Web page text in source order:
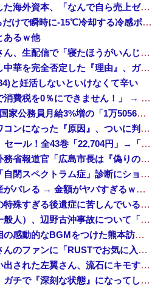
日本のフォント企業を買収した海外資本、「なんで自ら売上ゼロにするようなことするの」とドン引きするよう
【画像】NASAが開発、着るだけで瞬時に-15℃冷却する冷感ポンチョが3,980円ｗｗｗｗｗ
あるｗ他
ショートスリーパー堀大輔さん、生配信で「寝たほうがいんじゃないですか？」というコメントにブチギレ！ガチで怖すぎると話題に・・・
【悲報】リュウジ氏、冷やし中華を完全否定した『理由』、ガチでヤバイ・・・・・・
と妊活しないといけなくて辛い
【悲報】財務省「レジ都合で消費税を0％にできません！」 → X民「指定ゴミ袋を買ってレシート見たら消費税はゼロになるんだけど？」ｗｗｗｗｗｗｗｗ...
【速報】人事院、2年連続で国家公務員月給3%増の「1万5056円」引き上げ勧告 2年で6%超え
【悲報】日本の盆踊りがオワコンになった『原因』、ついに判明する・・・・・
『クローバー』全巻「99円」セール！全43巻「22,704円」→「4,257円」！実写ドラマ化もされたチャンピオンが誇る名作ヤンキー漫画！『ドロ...
【平和宣言を非難】ロシア外務省報道官「広島市長は『偽りの呪文』繰り返している」
【悲報】倉持由香、息子の「自閉スペクトラム症」診断にショックで涙… 見逃していた乳幼児期のサインとは？
人気女性配信者さん、全財産がバレる → 金額がヤバすぎるｗｗｗｗｗｗ
【悲報】ケンコバがコロナの特殊すぎる後遺症に苦しんでいる模様…お前らの周りにもこんな奴いる？
デニー支援の小沢一郎氏（一般人）、辺野古沖事故について「玉城デニー知事の責任ではないが、不幸な出来事を悪宣伝に利用する人がいる」
【悲報】首相官邸、高市首相の感動的なBGMをつけた熊本訪問の感動ムービーを投稿
人気配信者さん、加藤純一さんのファンに「RUSTでお気に入りの配信者が負けて嫌だよな？空気読めってなるよな？その結果がVCR。お前らVCR向いて...
【動画】広島記念公園を追い出された左翼さん、流石にキモすぎて炎上
【衝撃】みんなで大家さん、ガチで『深刻な状態』になってしまう・・・・